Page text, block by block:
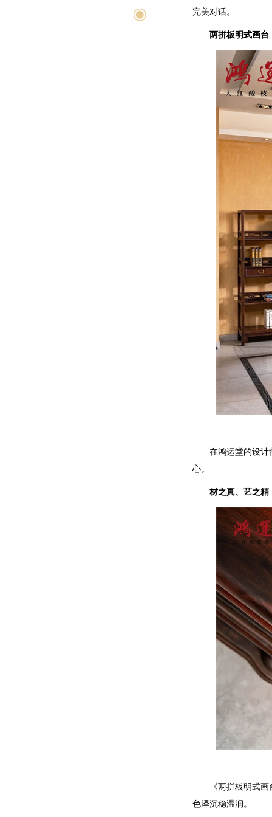
完美对话。
两拼板明式画
在鸿运堂的设
心。
材之真、艺之精
《两拼板明式
色泽沉稳温润。